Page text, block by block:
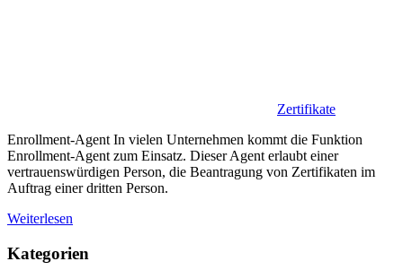
Zertifikate
Enrollment-Agent In vielen Unternehmen kommt die Funktion
Enrollment-Agent zum Einsatz. Dieser Agent erlaubt einer
vertrauenswürdigen Person, die Beantragung von Zertifikaten im
Auftrag einer dritten Person.
Weiterlesen
Kategorien